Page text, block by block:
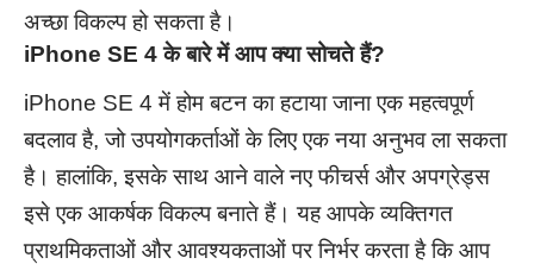
अच्छा विकल्प हो सकता है।
iPhone SE 4 के बारे में आप क्या सोचते हैं?
iPhone SE 4 में होम बटन का हटाया जाना एक महत्वपूर्ण
बदलाव है, जो उपयोगकर्ताओं के लिए एक नया अनुभव ला सकता
है। हालांकि, इसके साथ आने वाले नए फीचर्स और अपग्रेड्स
इसे एक आकर्षक विकल्प बनाते हैं। यह आपके व्यक्तिगत
प्राथमिकताओं और आवश्यकताओं पर निर्भर करता है कि आप